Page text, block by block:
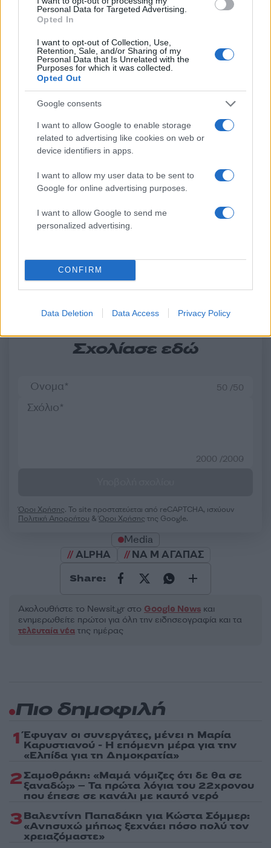
Personal Data for Targeted Advertising.
Opted In
I want to opt-out of Collection, Use,
Retention, Sale, and/or Sharing of my
Personal Data that Is Unrelated with the
Purposes for which it was collected.
Opted Out
Google consents
I want to allow Google to enable storage
related to advertising like cookies on web or
device identifiers in apps.
I want to allow my user data to be sent to
Google for online advertising purposes.
I want to allow Google to send me
personalized advertising.
CONFIRM
Data Deletion Data Access Privacy Policy
Σχόλια
Σχολίασε εδώ
50 /50
2000 /2000
Όροι Χρήσης. Το site προστατεύεται από reCAPTCHA, ισχύουν
Πολιτική Απορρήτου &Όροι Χρήσης της Google.
Media
ALPHA
ΝΑ Μ ΑΓΑΠΑΣ
Share:
Ακολουθήστε το Νewsit.gr στο Google News και
ενημερωθείτε πρώτοι για όλη την ειδησεογραφία και τα
τελευταία νέα της ημέρας
Αν τα χάσατε
«Αφιέρωσε τη ζωή της στο
να βοηθά ανθρώπους που
είχαν ανάγκη» - Η πρώτη
της 38χρονης Λίζα που
βρέθηκε νεκρή στην
Αργολίδα:
οι δύο
58χρονου
Πιο δημοφιλή
1 Έφυγαν οι συνεργάτες, μένει η Μαρία
Καρυστιανού - Η επόμενη μέρα για την
«Ελπίδα για τη Δημοκρατία»
2Σαμοθράκη: «Μαμά νόμιζες ότι δε θα σε
ξαναδώ;» – Τα πρώτα λόγια του 22χρονου
που έπεσε σε κανάλι με καυτό νερό
3Βαλεντίνη Παπαδάκη για Κώστα Σόμμερ:
«Ανησυχώ μήπως ξεχνάει πόσο πολύ τον
χρειαζόμαστε»